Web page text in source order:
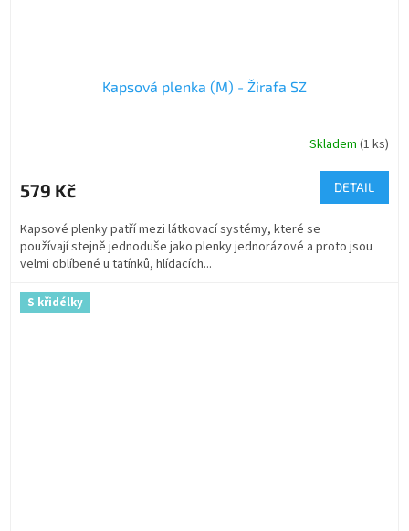
Kapsová plenka (M) - Žirafa SZ
Skladem (1 ks)
579 Kč DETAIL
Kapsové plenky patří mezi látkovací systémy, které se
používají stejně jednoduše jako plenky jednorázové a proto jsou
velmi oblíbené u tatínků, hlídacích...
S křidélky